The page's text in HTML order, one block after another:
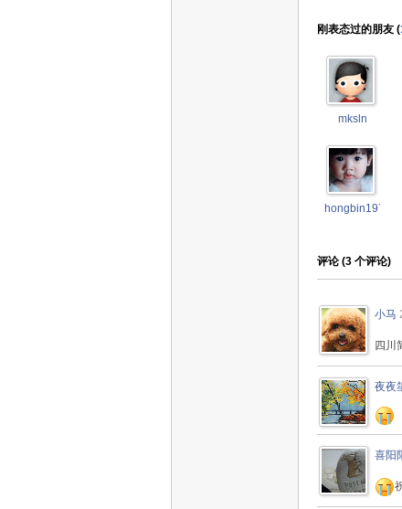
刚表态过的朋友 (
mksln
hongbin1976
评论 (3 个评论)
小马
四川
夜夜
喜阳